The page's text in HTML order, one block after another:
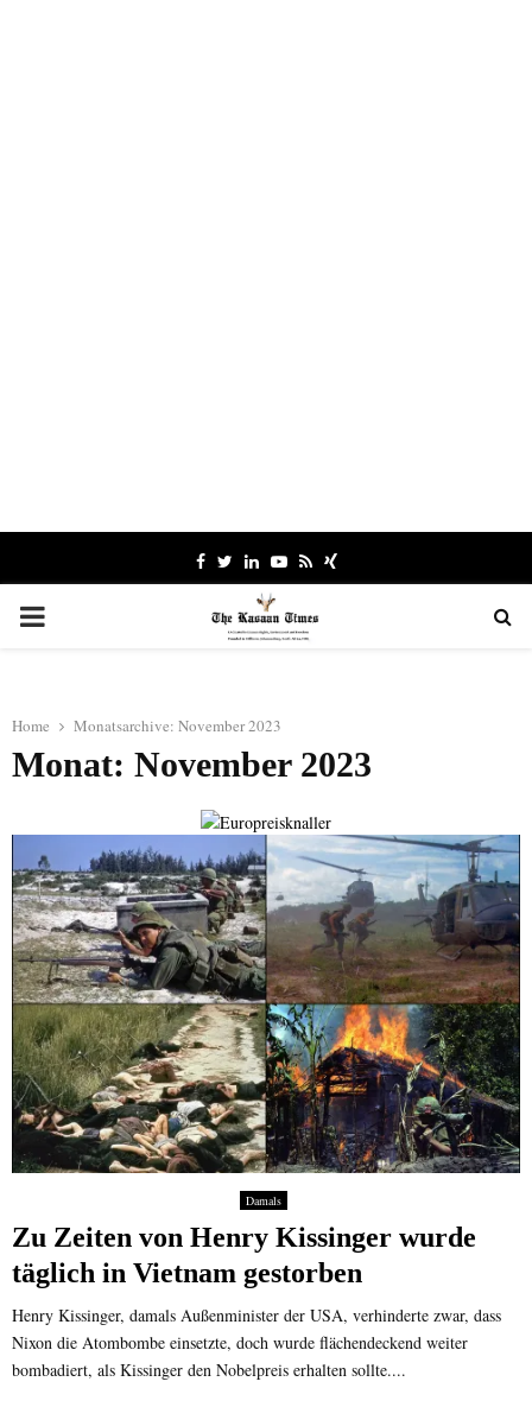
Facebook
TwitterLinkedinYoutube
RssXing
PRIMARY
Home Monatsarchive: November 2023
Monat: November 2023
Damals
Zu Zeiten von Henry Kissinger wurde
täglich in Vietnam gestorben
Henry Kissinger, damals Außenminister der USA, verhinderte zwar, dass
Nixon die Atombombe einsetzte, doch wurde flächendeckend weiter
bombadiert, als Kissinger den Nobelpreis erhalten sollte....